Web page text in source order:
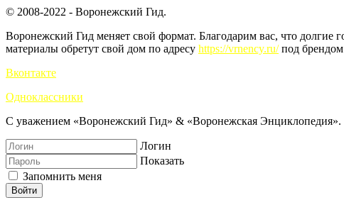
© 2008-2022 - Воронежский Гид.
Воронежский Гид меняет свой формат. Благодарим вас, что
материалы обретут свой дом по адресу https://vrnency.ru/под
Вконтакте
Одноклассники
С уважением «Воронежский Гид» & «Воронежская Энциклопедия».
Логин
Показать
Запомнить меня
Войти